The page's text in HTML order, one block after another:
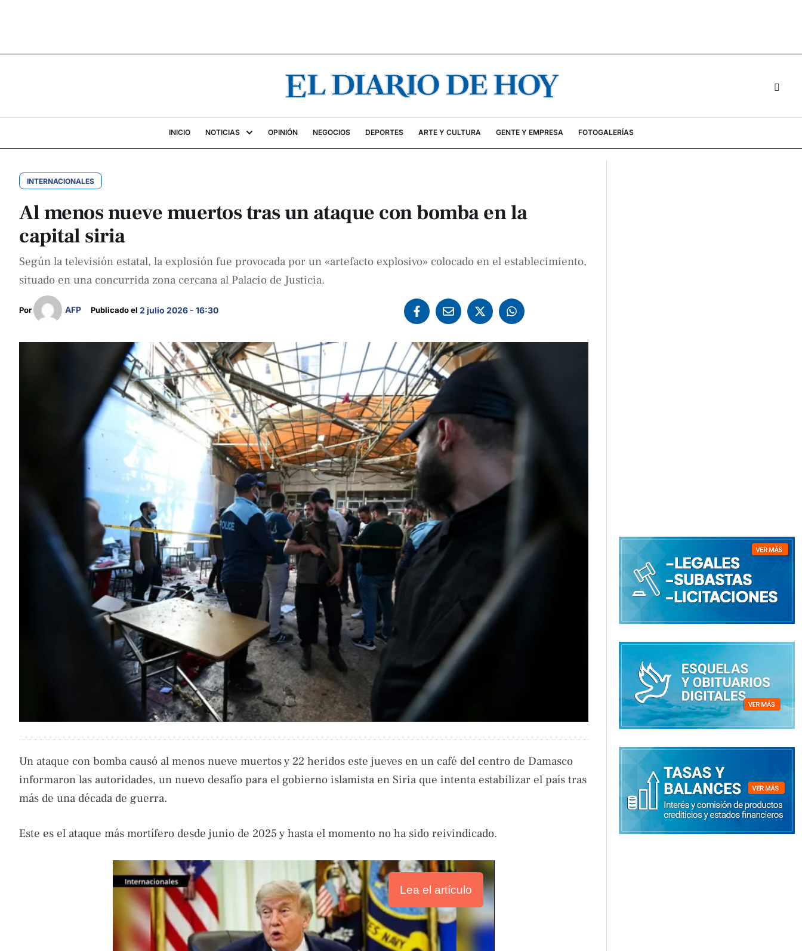
INICIO NOTICIAS OPINIÓN NEGOCIOS DEPORTES ARTE Y CULTURA GENTE Y EMPRESA FOTOGALERÍAS
INTERNACIONALES
Al menos nueve muertos tras un ataque con bomba en la
capital siria
Según la televisión estatal, la explosión fue provocada por un «artefacto explosivo» colocado en el establecimiento,
situado en una concurrida zona cercana al Palacio de Justicia.
Por AFP Publicado el 2 julio 2026 - 16:30
Un ataque con bomba causó al menos nueve muertos y 22 heridos este jueves en un café del centro de Damasco
informaron las autoridades, un nuevo desafío para el gobierno islamista en Siria que intenta estabilizar el país tras
más de una década de guerra.
Este es el ataque más mortífero desde junio de 2025 y hasta el momento no ha sido reivindicado.
Lea el artículo